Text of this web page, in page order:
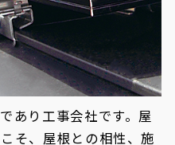
あり工事会社です。屋
そ、屋根との相性、施